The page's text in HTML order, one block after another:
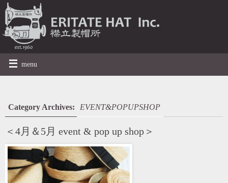
menu
Category Archives: EVENT&POPUPSHOP
＜4月＆5月 event & pop up shop＞